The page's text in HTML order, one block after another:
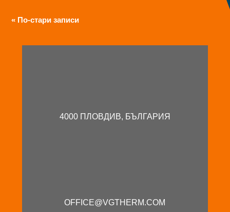
« По-стари записи
4000 ПЛОВДИВ, БЪЛГАРИЯ
OFFICE@VGTHERM.COM